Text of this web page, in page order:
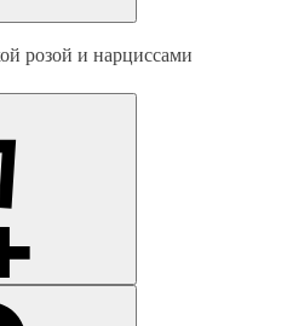
розой и нарциссами